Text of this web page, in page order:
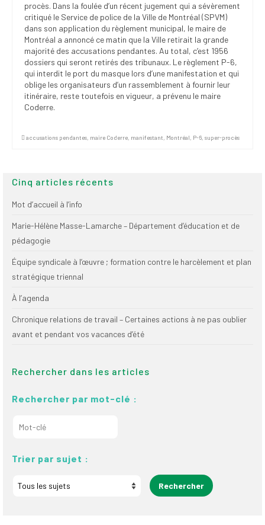
Publications
Nouvelles du
SPPEUQAM
Communiqués
SPPEUQAM@ctualités
procès. Dans la foulée d’un récent jugement qui a sévèrement
critiqué le Service de police de la Ville de Montréal (SPVM)
dans son application du règlement municipal, le maire de
Montréal a annoncé ce matin que la Ville retirait la grande
majorité des accusations pendantes. Au total, c’est 1956
dossiers qui seront retirés des tribunaux. Le règlement P-6,
qui interdit le port du masque lors d’une manifestation et qui
oblige les organisateurs d’un rassemblement à fournir leur
itinéraire, reste toutefois en vigueur, a prévenu le maire
Coderre.
accusations pendantes, maire Coderre, manifestant, Montréal, P-6, super-procès
Cinq articles récents
Mot d’accueil à l’info
Marie-Hélène Masse-Lamarche – Département d’éducation et de
pédagogie
Équipe syndicale à l’œuvre ; formation contre le harcèlement et plan
stratégique triennal
À l’agenda
Chronique relations de travail – Certaines actions à ne pas oublier
avant et pendant vos vacances d’été
Rechercher dans les articles
Rechercher par mot-clé :
Trier par sujet :